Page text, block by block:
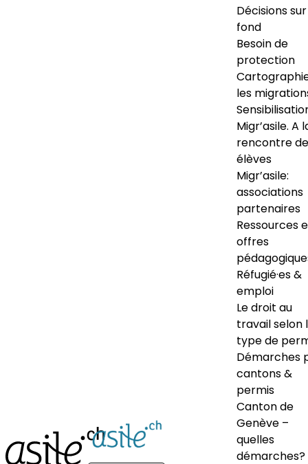
Décisions
fond
Besoin de
protection
les
Migr’asile. A
rencontre
élèves
Migr’asile:
associations
partenaires
Ressources
offres
Réfugié·es &
emploi
Le droit au
travail selon
type de
Démarches
cantons &
permis
Canton de
Genève –
quelles
démarches?